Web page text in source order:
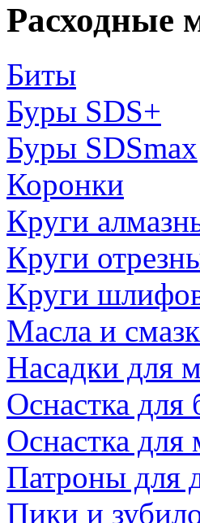
Расходные
Биты
Буры SDS+
Буры SDSmax
Коронки
Круги
Круги
Круги
Масла и
Насадки для
Оснастка для
Оснастка для
Патроны для
Пики и